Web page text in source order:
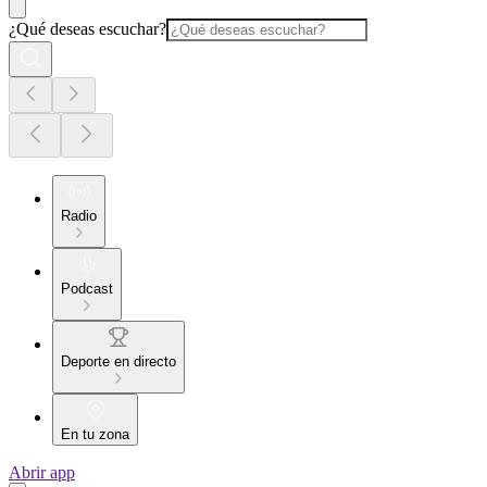
¿Qué deseas escuchar?
Radio
Podcast
Deporte en directo
En tu zona
Abrir app